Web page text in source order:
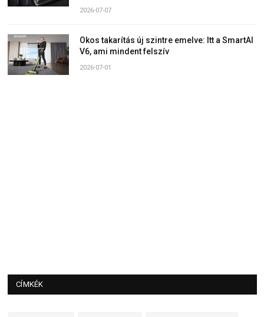
2026-07-07
Okos takarítás új szintre emelve: Itt a SmartAI
V6, ami mindent felszív
2026-07-01
CÍMKÉK